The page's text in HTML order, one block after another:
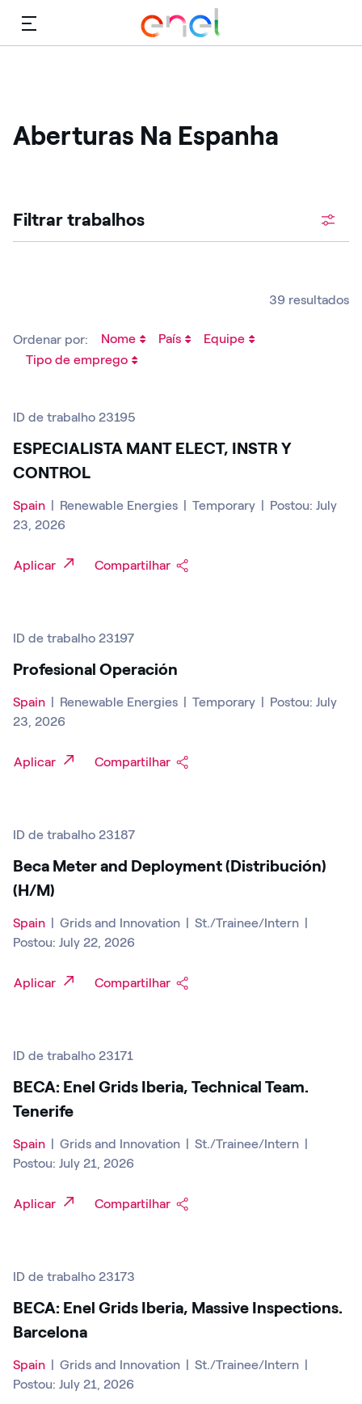
Cardápio
Aberturas Na Espanha
Filtrar trabalhos
39 resultados
Ordenar por:
ID de trabalho 23195
ESPECIALISTA MANT ELECT, INSTR Y
CONTROL
Spain Renewable Energies Temporary
Postou: July
23, 2026
Aplicar Compartilhar
ID de trabalho 23197
Profesional Operación
Spain Renewable Energies Temporary
Postou: July
23, 2026
Aplicar Compartilhar
ID de trabalho 23187
Beca Meter and Deployment (Distribución)
(H/M)
Spain Grids and Innovation St./Trainee/Intern
Postou: July 22, 2026
Aplicar Compartilhar
ID de trabalho 23171
BECA: Enel Grids Iberia, Technical Team.
Tenerife
Spain Grids and Innovation St./Trainee/Intern
Postou: July 21, 2026
Aplicar Compartilhar
ID de trabalho 23173
BECA: Enel Grids Iberia, Massive Inspections.
Barcelona
Spain Grids and Innovation St./Trainee/Intern
Postou: July 21, 2026